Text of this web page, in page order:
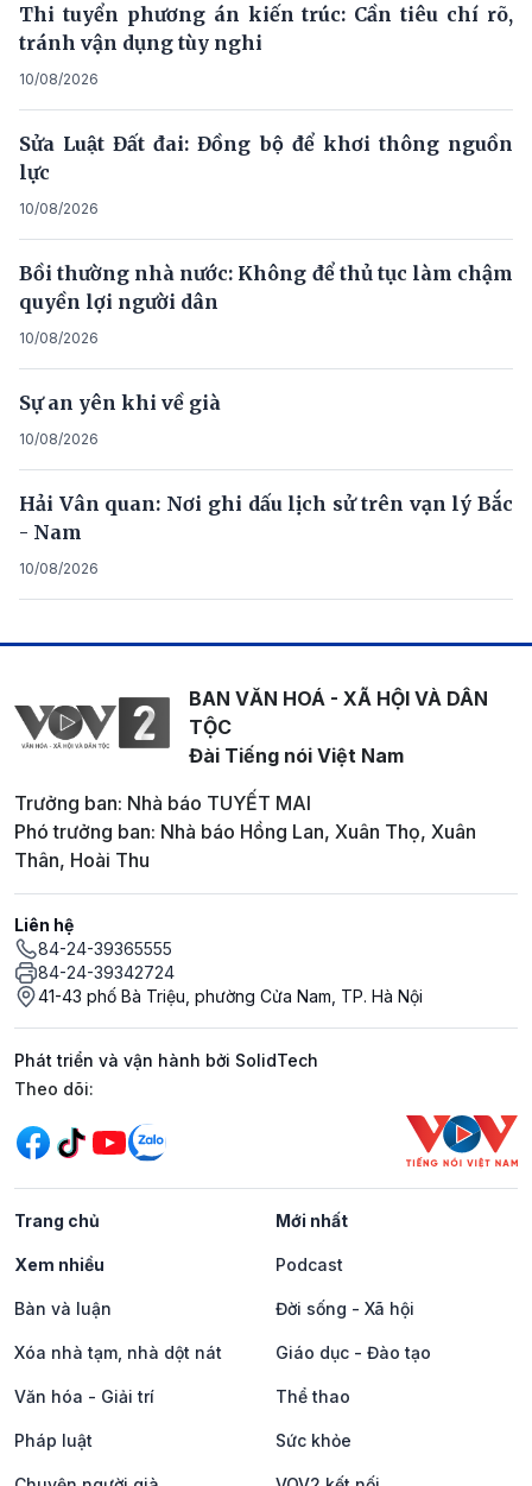
Thi tuyển phương án kiến trúc: Cần tiêu chí rõ,
tránh vận dụng tùy nghi
10/08/2026
Sửa Luật Đất đai: Đồng bộ để khơi thông nguồn
lực
10/08/2026
Bồi thường nhà nước: Không để thủ tục làm chậm
quyền lợi người dân
10/08/2026
Sự an yên khi về già
10/08/2026
Hải Vân quan: Nơi ghi dấu lịch sử trên vạn lý Bắc
- Nam
10/08/2026
BAN VĂN HOÁ - XÃ HỘI VÀ DÂN
TỘC
Đài Tiếng nói Việt Nam
Trưởng ban: Nhà báo TUYẾT MAI
Phó trưởng ban: Nhà báo Hồng Lan, Xuân Thọ, Xuân
Thân, Hoài Thu
Liên hệ
84-24-39365555
84-24-39342724
41-43 phố Bà Triệu, phường Cửa Nam, TP. Hà Nội
Phát triển và vận hành bởi SolidTech
Mạng xã hội
Theo dõi:
Trang chủ Mới nhất
Xem nhiều Podcast
Bàn và luận Đời sống - Xã hội
Xóa nhà tạm, nhà dột nát Giáo dục - Đào tạo
Văn hóa - Giải trí Thể thao
Pháp luật Sức khỏe